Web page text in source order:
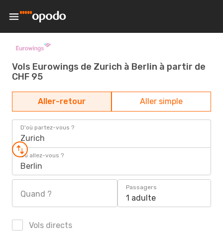
Vols Eurowings de Zurich à Berlin à partir de
CHF 95
Aller-retour Aller simple
D'où partez-vous ?
Zurich
Où allez-vous ?
Berlin
Quand ?
Passagers
1 adulte
Vols directs